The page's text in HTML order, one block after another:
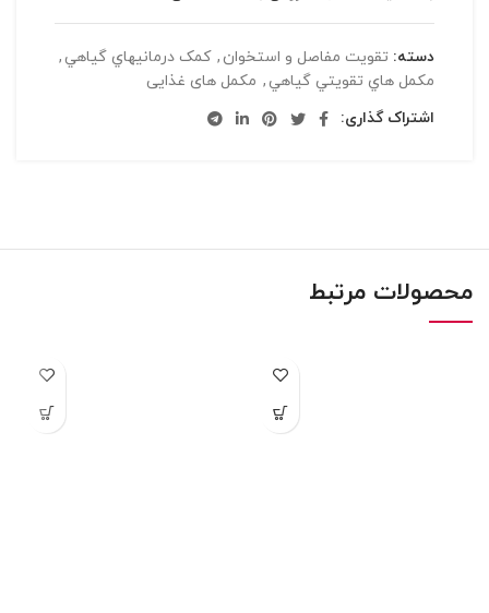
دسته: تقويت مفاصل و استخوان , کمک درمانيهاي گياهي ,
مکمل هاي تقويتي گياهي , مکمل های غذایی
اشتراک گذاری:
محصولات مرتبط